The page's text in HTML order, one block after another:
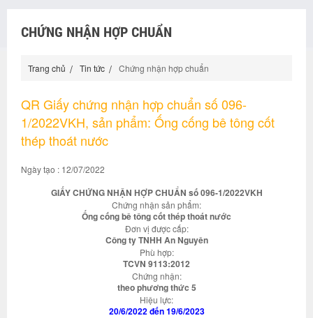
CHỨNG NHẬN HỢP CHUẨN
Trang chủ Tin tức Chứng nhận hợp chuẩn
QR Giấy chứng nhận hợp chuẩn số 096-
1/2022VKH, sản phẩm: Ống cống bê tông cốt
thép thoát nước
Ngày tạo : 12/07/2022
GIẤY CHỨNG NHẬN HỢP CHUẨN số 096-1/2022VKH
Chứng nhận sản phẩm:
Ống cống bê tông cốt thép thoát nước
Đơn vị được cấp:
Công ty TNHH An Nguyên
Phù hợp:
TCVN 9113:2012
Chứng nhận:
theo phương thức 5
Hiệu lực:
20/6/2022 đến 19/6/2023